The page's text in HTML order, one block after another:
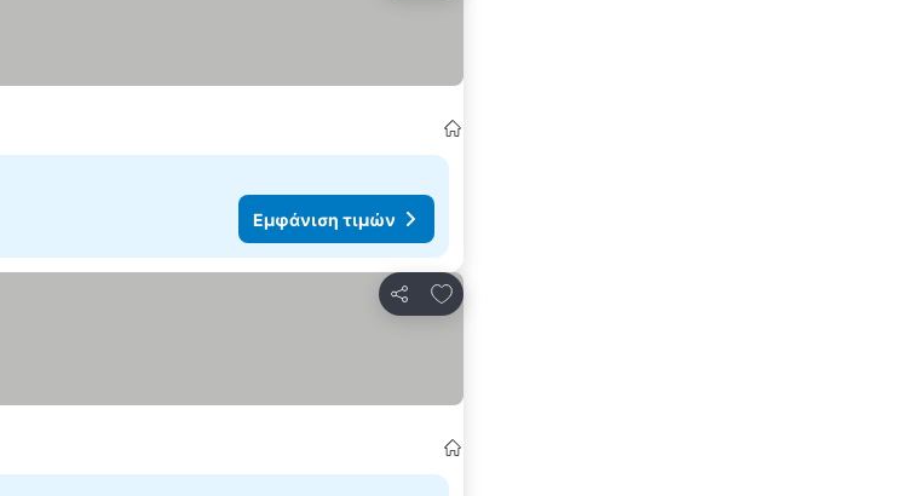
Εμφάνιση τιμών
Κοινοποίηση
Προσθήκη στα αγαπημένα